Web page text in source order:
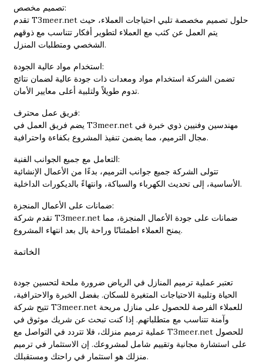
تصميم مخصص:
تقدم T3meer.net حلول تصميم مخصصة تلبي احتياجات العملاء، حيث
يتم العمل عن كثب مع العملاء لتطوير أفكار تتناسب مع ذوقهم
الشخصي ومتطلبات المنزل.
استخدام مواد عالية الجودة:
تضمن الشركة استخدام مواد ومعدات ذات جودة عالية لضمان نتائج
تدوم طويلاً ولتلبية أعلى معايير الأمان.
فريق عمل محترف:
يضم فريق العمل في T3meer.net مهندسين وفنيين ذوي خبرة في
مجال الترميم، مما يضمن تنفيذ المشروع بكفاءة واحترافية.
التعامل مع جميع الجوانب الفنية:
تتولى الشركة جميع جوانب الترميم، بدءًا من الأعمال الإنشائية
الأساسية، إلى تحديث الكهرباء والسباكة، وانتهاءً بالديكورات الداخلية.
ضمانات على الأعمال المنجزة:
تقدم شركة T3meer.net ضمانات على جودة الأعمال المنجزة، مما
يمنح العملاء اطمئنانًا وراحة بال بعد انتهاء المشروع.
الخاتمة
تعتبر عملية ترميم المنازل في الرياض ضرورة ملحة لتحسين جودة
الحياة وتلبية الاحتياجات المتغيرة للسكان. بفضل الخبرة والاحترافية،
تتيح شركة T3meer.net للعملاء الفرصة للحصول على منازل مريحة
وآمنة تتناسب مع متطلباتهم. إذا كنت تبحث عن شريك موثوق في
عملية ترميم منزلك، فلا تتردد في التواصل مع T3meer.net للحصول
على استشارة مجانية وتقييم شامل لمشروعك. إن الاستثمار في ترميم
منزلك هو استثمار في راحتك ومستقبلك.